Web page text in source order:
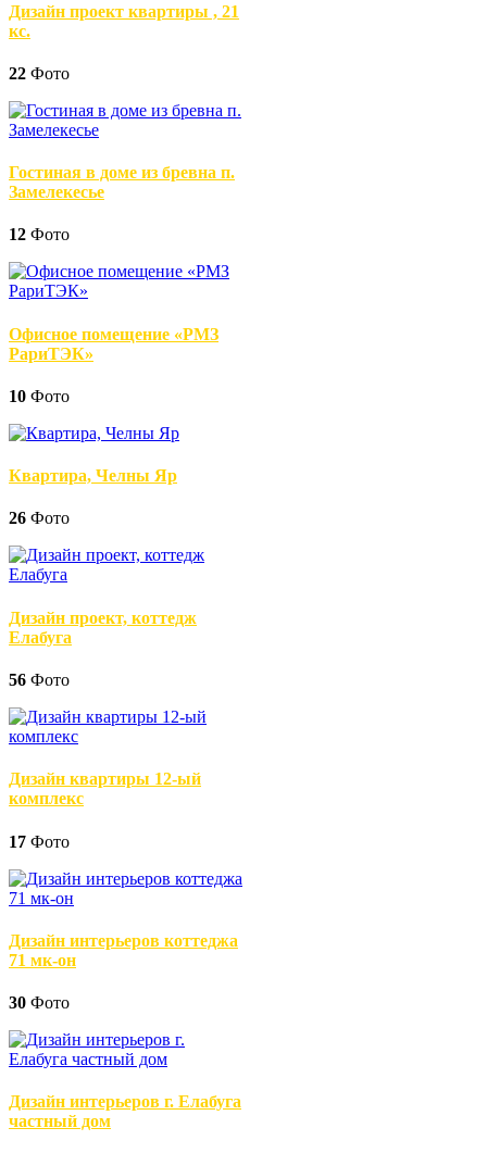
Дизайн проект квартиры , 21
кс.
22 Фото
Гостиная в доме из бревна п.
Замелекесье
12 Фото
Офисное помещение «РМЗ
РариТЭК»
10 Фото
Квартира, Челны Яр
26 Фото
Дизайн проект, коттедж
Елабуга
56 Фото
Дизайн квартиры 12-ый
комплекс
17 Фото
Дизайн интерьеров коттеджа
71 мк-он
30 Фото
Дизайн интерьеров г. Елабуга
частный дом